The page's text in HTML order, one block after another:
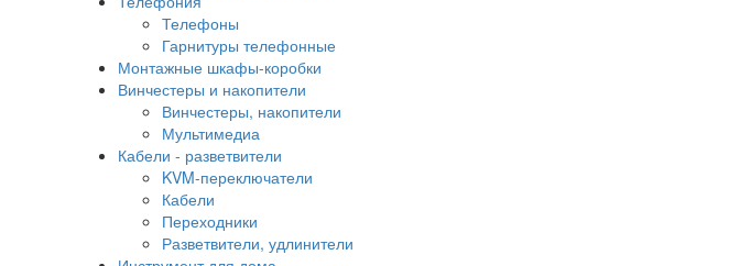
Телефоны
Гарнитуры телефонные
Монтажные шкафы-коробки
Винчестеры и накопители
Винчестеры, накопители
Мультимедиа
Кабели - разветвители
KVM-переключатели
Кабели
Переходники
Разветвители, удлинители